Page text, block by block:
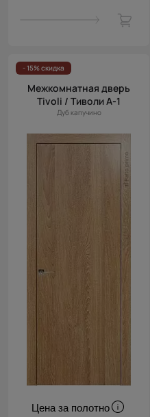
- 15% скидка
Межкомнатная дверь
Tivoli / Тиволи А-1
Дуб капучино
Цена за полотно